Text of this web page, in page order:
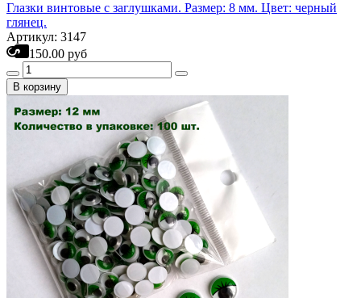
Глазки винтовые с заглушками. Размер: 8 мм. Цвет: черный
глянец.
Артикул: 3147
150.00 руб
В корзину